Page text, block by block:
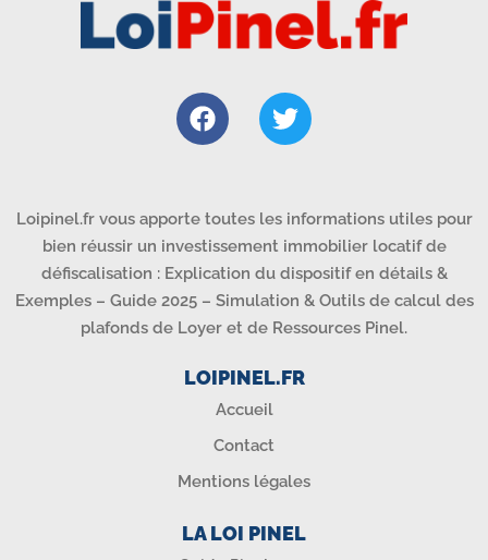
Loipinel.fr vous apporte toutes les informations utiles pour
bien réussir un investissement immobilier locatif de
défiscalisation : Explication du dispositif en détails &
Exemples – Guide 2025 – Simulation & Outils de calcul des
plafonds de Loyer et de Ressources Pinel.
LOIPINEL.FR
Accueil
Contact
Mentions légales
LA LOI PINEL